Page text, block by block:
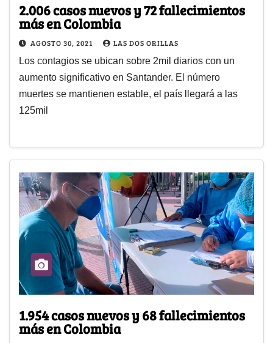
2.006 casos nuevos y 72 fallecimientos
más en Colombia
AGOSTO 30, 2021 LAS DOS ORILLAS
Los contagios se ubican sobre 2mil diarios con un
aumento significativo en Santander. El número
muertes se mantienen estable, el país llegará a las
125mil
1.954 casos nuevos y 68 fallecimientos
más en Colombia